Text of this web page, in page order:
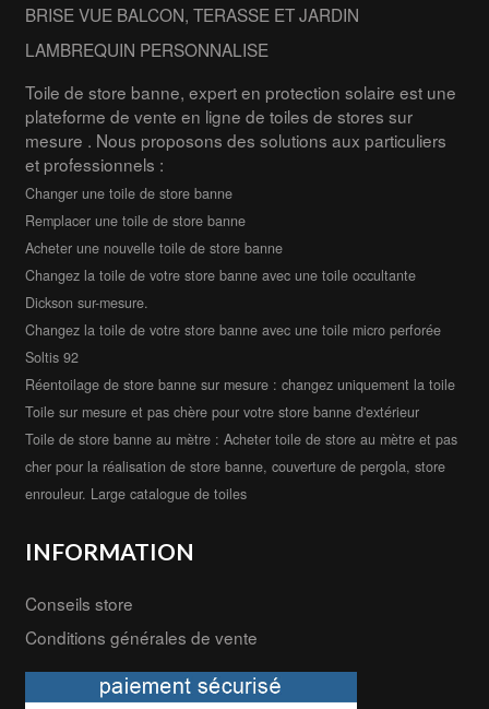
BRISE VUE BALCON, TERASSE ET JARDIN
LAMBREQUIN PERSONNALISE
Toile de store banne, expert en protection solaire est une
plateforme de vente en ligne de toiles de stores sur
mesure . Nous proposons des solutions aux particuliers
et professionnels :
Changer une toile de store banne
Remplacer une toile de store banne
Acheter une nouvelle toile de store banne
Changez la toile de votre store banne avec une toile occultante
Dickson sur-mesure.
Changez la toile de votre store banne avec une toile micro perforée
Soltis 92
Réentoilage de store banne sur mesure : changez uniquement la toile
Toile sur mesure et pas chère pour votre store banne d'extérieur
Toile de store banne au mètre : Acheter toile de store au mètre et pas
cher pour la réalisation de store banne, couverture de pergola, store
enrouleur. Large catalogue de toiles
INFORMATION
Conseils store
Conditions générales de vente